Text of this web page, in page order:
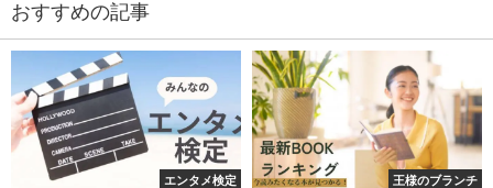
おすすめの記事
エンタメ検定 王様のブランチ